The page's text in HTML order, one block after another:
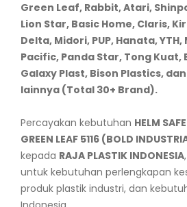
Green Leaf, Rabbit, Atari,
Lion Star, Basic Home, Claris,
Delta, Midori, PUP, Hanata,
Pacific, Panda Star, Tong Kuat,
Galaxy Plast, Bison Plastics,
lainnya (Total 30+ Brand).
Percayakan kebutuhan HELM
GREEN LEAF 5116 (BOLD
kepada RAJA PLASTIK INDONESIA
untuk kebutuhan perlengkapan
produk plastik industri, dan